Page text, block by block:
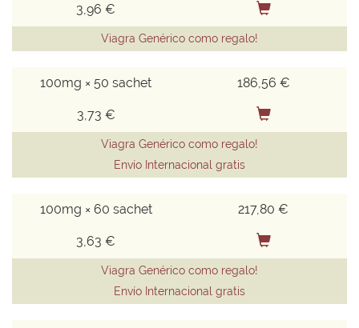
3,96 €
Viagra Genérico como regalo!
100mg × 50 sachet 186,56 €
3,73 €
Viagra Genérico como regalo!
Envío Internacional gratis
100mg × 60 sachet 217,80 €
3,63 €
Viagra Genérico como regalo!
Envío Internacional gratis